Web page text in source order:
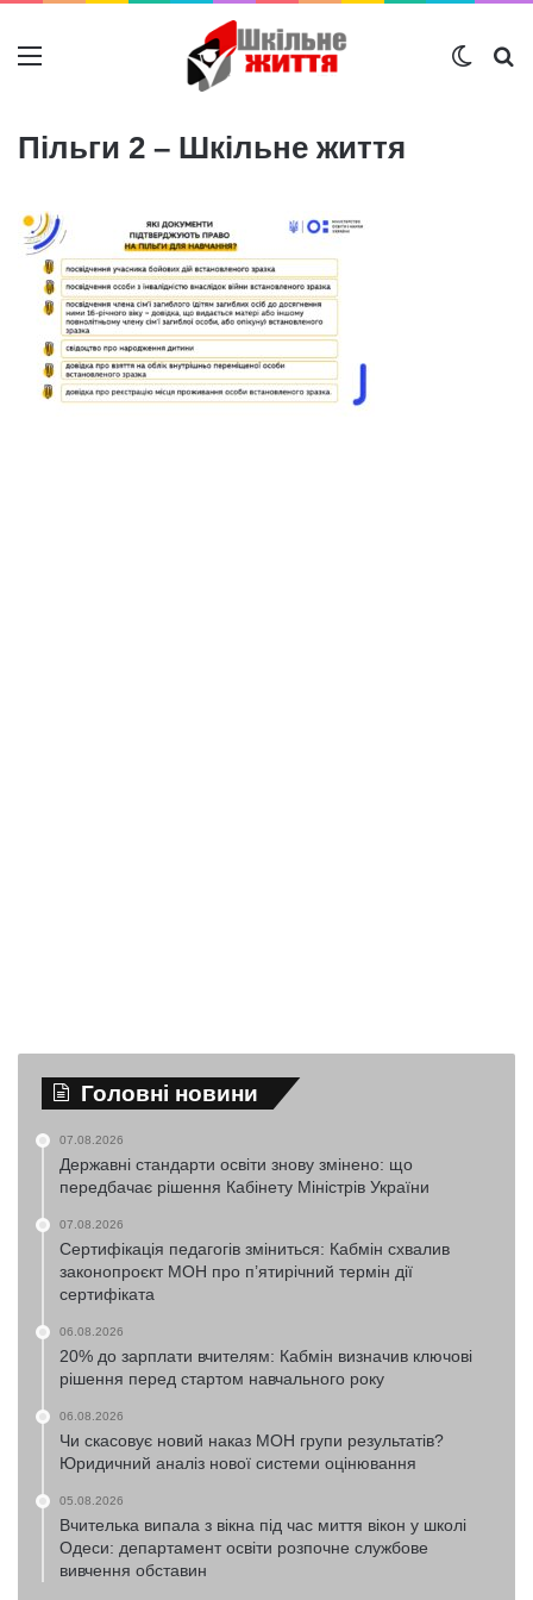
Меню
Пільги 2 – Шкільне життя
Головні новини
07.08.2026
Державні стандарти освіти знову змінено: що
передбачає рішення Кабінету Міністрів України
07.08.2026
Сертифікація педагогів зміниться: Кабмін схвалив
законопроєкт МОН про п’ятирічний термін дії
сертифіката
06.08.2026
20% до зарплати вчителям: Кабмін визначив ключові
рішення перед стартом навчального року
06.08.2026
Чи скасовує новий наказ МОН групи результатів?
Юридичний аналіз нової системи оцінювання
05.08.2026
Вчителька випала з вікна під час миття вікон у школі
Одеси: департамент освіти розпочне службове
вивчення обставин